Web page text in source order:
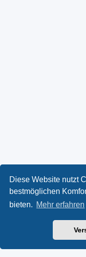
Diese Website nutzt
bestmöglichen
bieten. Mehr erfahren